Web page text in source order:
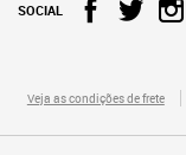
SOCIAL
Veja as condições de frete